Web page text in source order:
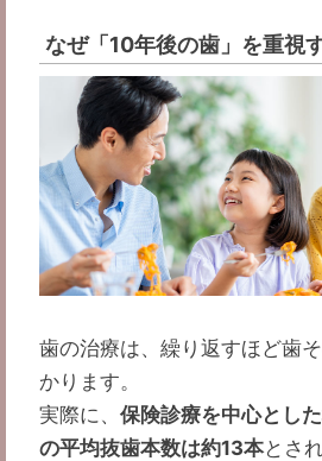
なぜ「10年後の歯」を重視
歯の治療は、繰り返すほど歯
かります。
実際に、保険診療を中心とし
の平均抜歯本数は約13本とさ